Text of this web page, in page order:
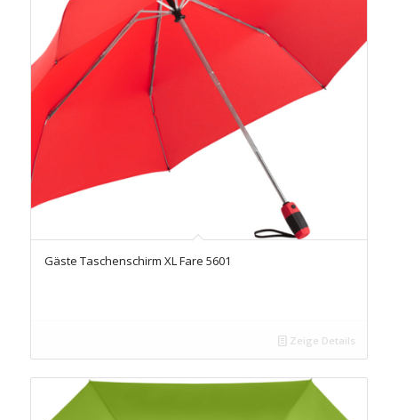
Gäste Taschenschirm XL Fare 5601
Zeige Details